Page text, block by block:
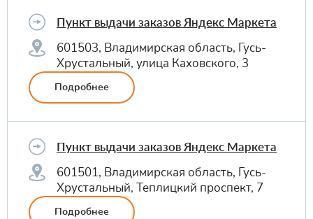
Пункт выдачи заказов Яндекс Маркета
601503, Владимирская область, Гусь-
Хрустальный, улица Каховского, 3
Подробнее
Пункт выдачи заказов Яндекс Маркета
601501, Владимирская область, Гусь-
Хрустальный, Теплицкий проспект, 7
Подробнее